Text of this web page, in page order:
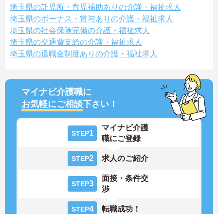
埼玉県の託児所・育児補助ありの介護・福祉求人
埼玉県のボーナス・賞与ありの介護・福祉求人
埼玉県の社会保険完備の介護・福祉求人
埼玉県の交通費支給の介護・福祉求人
埼玉県の退職金制度ありの介護・福祉求人
マイナビ介護職に
お気軽にご相談下さい！
STEP1
マイナビ介護
職にご登録
STEP2 求人のご紹介
STEP3
面接・条件交
渉
STEP4 転職成功！